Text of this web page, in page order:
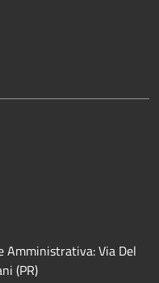
Amministrativa: Via Del
(PR)